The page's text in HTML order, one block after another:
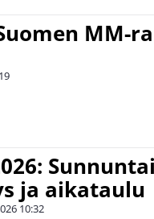
MM-
ja aikataulu
10:32